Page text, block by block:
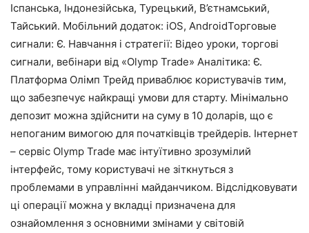
Іспанська, Індонезійська, Турецький, В’єтнамський,
Тайський. Мобільний додаток: iOS, AndroidТорговые
сигнали: Є. Навчання і стратегії: Відео уроки, торгові
сигнали, вебінари від «Olymp Trade» Аналітика: Є.
Платформа Олімп Трейд приваблює користувачів тим,
що забезпечує найкращі умови для старту. Мінімально
депозит можна здійснити на суму в 10 доларів, що є
непоганим вимогою для початківців трейдерів. Інтернет
– сервіс Olymp Trade має інтуїтивно зрозумілий
інтерфейс, тому користувачі не зіткнуться з
проблемами в управлінні майданчиком. Відслідковувати
ці операції можна у вкладці призначена для
ознайомлення з основними змінами у світовій